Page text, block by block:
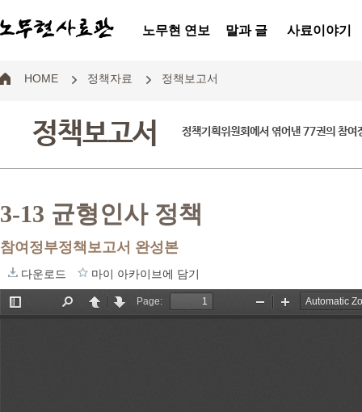
노무현 연보 말과 글 사료이야기
HOME 정책자료 정책보고서
정책보고서 정책기획위원회에서 엮어낸 77권의 참여
3-13 균형인사 정책
참여정부정책보고서 완성본
다운로드 마이 아카이브에 담기